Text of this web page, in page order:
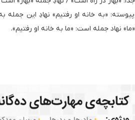
پیوسته: «به خانه او رفتیم» نهادِ این
«ما» نهاد جمله است: «ما به‌ خانه او رفتیم».